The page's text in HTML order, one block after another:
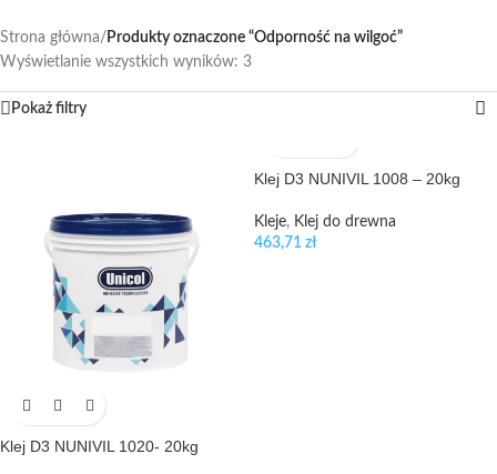
Strona główna/ Produkty oznaczone “Odporność na wilgoć”
Wyświetlanie wszystkich wyników: 3
Pokaż filtry
Klej D3 NUNIVIL 1020- 20kg
Klej D3 NUNIVIL 1008 – 20kg
Kleje, Klej do drewna
463,71 zł